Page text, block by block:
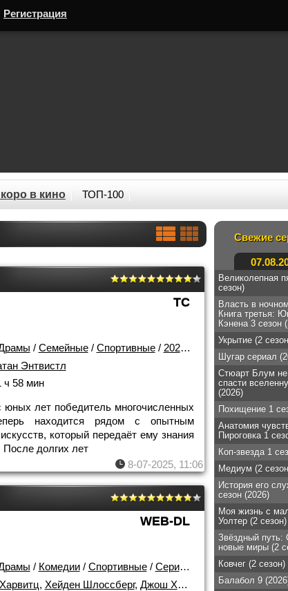
Регистрация
TC
/ Семейные/ Спортивные/ 2025 года
Энтвистл
ч 58 мин
лет победитель многочисленных
находится рядом с опытным
который передаёт ему знания
После долгих лет
8-07-2025, 11:06
WEB-DL
/ Комедии/ Спортивные/ Сериалы
, Хейден Шлоссберг, Джош Хилд
Свежие
Великолепная
сезон)
Власть в
Книга третья:
Кэнена 3 сезон
Укрытие (2
Шугар сериал
Стюарт Блум не
спасти
(2026)
Похищение 1
Анатомия
Пироговка 1
Коп-звезда 1
Медиум (2
История его
сезон (2026)
Моя жизнь с
Уолтер (2 сезон)
Звёздный путь:
новые миры (2
Ковчег (2 сезон)
Балабол 9
в кино ТОП-100